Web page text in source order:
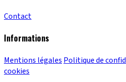
Contact
Informations
Mentions légales Politique de
cookies